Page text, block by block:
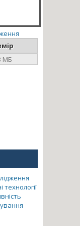
МБ
технології